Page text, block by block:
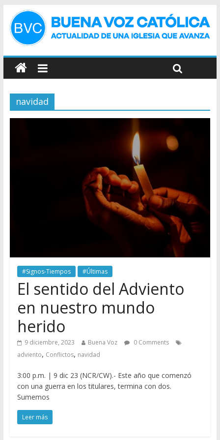
navidad
#Signos-Tiempos #Últimas
El sentido del Adviento
en nuestro mundo
herido
9 diciembre, 2023 Buena Voz
0 Comments
adviento, Conflictos, navidad
3:00 p.m. | 9 dic 23 (NCR/CW).- Este año que comenzó
con una guerra en los titulares, termina con dos.
Sumemos
Leer más